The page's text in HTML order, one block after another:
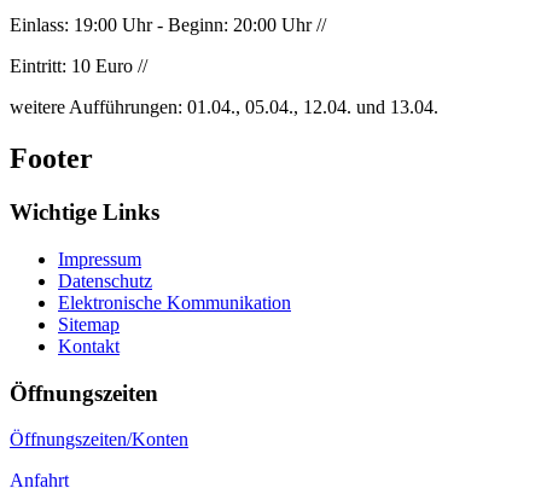
Einlass: 19:00 Uhr - Beginn: 20:00 Uhr //
Eintritt: 10 Euro //
weitere Aufführungen: 01.04., 05.04., 12.04. und 13.04.
Footer
Wichtige Links
Impressum
Datenschutz
Elektronische Kommunikation
Sitemap
Kontakt
Öffnungszeiten
Öffnungszeiten/Konten
Anfahrt